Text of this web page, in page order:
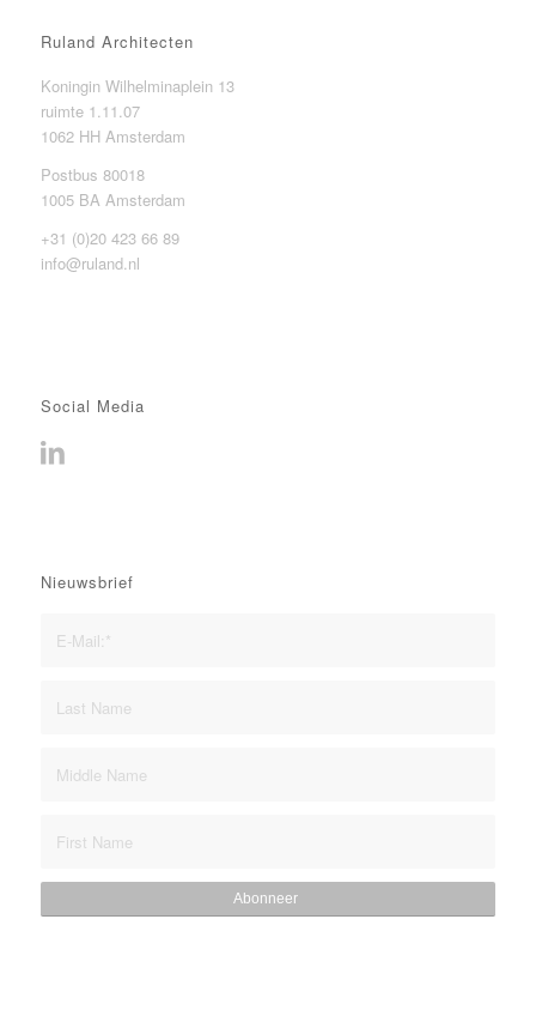
Ruland Architecten
Koningin Wilhelminaplein 13
ruimte 1.11.07
1062 HH Amsterdam
Postbus 80018
1005 BA Amsterdam
+31 (0)20 423 66 89
info@ruland.nl
Social Media
Nieuwsbrief